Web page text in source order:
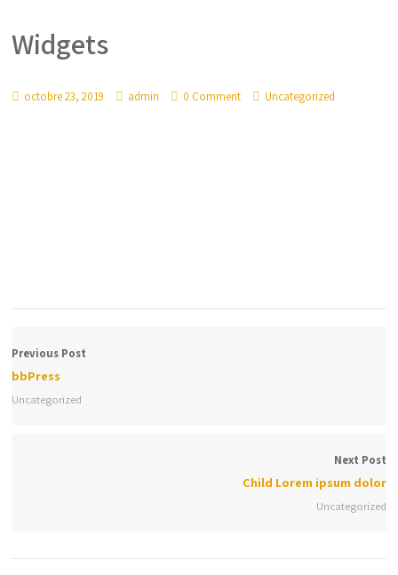
Widgets
octobre 23, 2019 admin 0 Comment Uncategorized
Previous Post
bbPress
Uncategorized
Next Post
Child Lorem ipsum dolor
Uncategorized